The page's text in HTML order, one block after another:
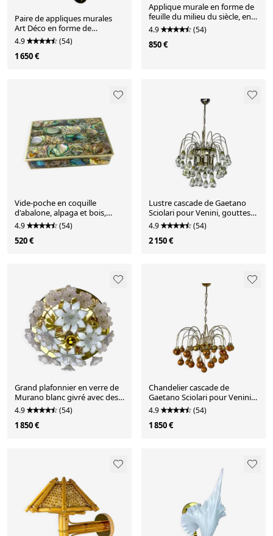
Paire de appliques murales
Art Déco en forme de
coquillage – Verre blanc
dépoli, France années 1970
4.9 (54)
1 650 €
Applique murale en forme de
feuille du milieu du siècle, en
verre de Murano dépoli, vers
les années 1960.
4.9 (54)
850 €
Vide-poche en coquille
d'abalone, alpaga et bois,
Mexique, vers 1970.
4.9 (54)
520 €
Lustre cascade de Gaetano
Sciolari pour Venini, gouttes
en verre de Murano, Italie,
années 1970.
4.9 (54)
2 150 €
Grand plafonnier en verre de
Murano blanc givré avec des
fleurs, années 1970.
4.9 (54)
1 850 €
Chandelier cascade de
Gaetano Sciolari pour Venini,
gouttes en verre de Murano
orange, Italie, années 1970.
4.9 (54)
1 850 €